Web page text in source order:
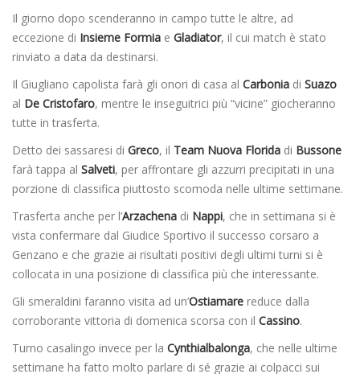
Il giorno dopo scenderanno in campo tutte le altre, ad
eccezione di Insieme Formia e Gladiator, il cui match è stato
rinviato a data da destinarsi.
Il Giugliano capolista farà gli onori di casa al Carbonia di Suazo
al De Cristofaro, mentre le inseguitrici più “vicine” giocheranno
tutte in trasferta.
Detto dei sassaresi di Greco, il Team Nuova Florida di Bussone
farà tappa al Salveti, per affrontare gli azzurri precipitati in una
porzione di classifica piuttosto scomoda nelle ultime settimane.
Trasferta anche per l’Arzachena di Nappi, che in settimana si è
vista confermare dal Giudice Sportivo il successo corsaro a
Genzano e che grazie ai risultati positivi degli ultimi turni si è
collocata in una posizione di classifica più che interessante.
Gli smeraldini faranno visita ad un’Ostiamare reduce dalla
corroborante vittoria di domenica scorsa con il Cassino.
Turno casalingo invece per la Cynthialbalonga, che nelle ultime
settimane ha fatto molto parlare di sé grazie ai colpacci sui